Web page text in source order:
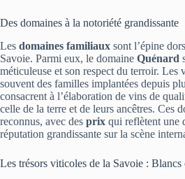
Des domaines à la notoriété grandissante
Les domaines familiaux sont l’épine
Savoie. Parmi eux, le domaine Quénard
méticuleuse et son respect du terroir. Les
souvent des familles implantées depuis
consacrent à l’élaboration de vins de
celle de la terre et de leurs ancêtres. Ces
reconnus, avec des prix qui reflètent une
réputation grandissante sur la scène
Les trésors viticoles de la Savoie : Blancs